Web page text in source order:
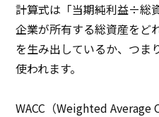
計算式は「当期純利益÷総
企業が所有する総資産をど
を生み出しているか、つま
使われます。
WACC（Weighted